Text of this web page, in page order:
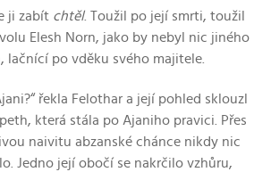
ji zabít chtěl. Toužil po její smrti, toužil
Elesh Norn, jako by nebyl nic jiného
lačnící po vděku svého majitele.
řekla Felothar a její pohled sklouzl
která stála po Ajaniho pravici. Přes
naivitu abzanské chánce nikdy nic
Jedno její obočí se nakrčilo vzhůru,